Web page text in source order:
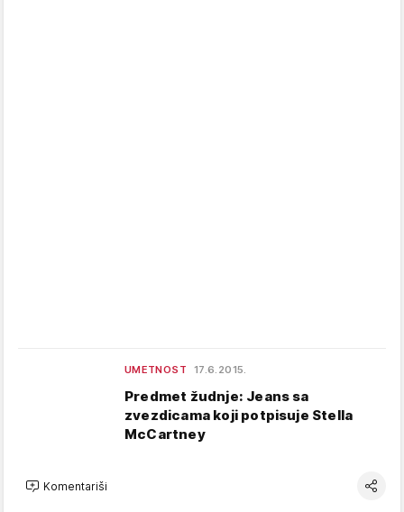
UMETNOST 17.6.2015.
Predmet žudnje: Jeans sa
zvezdicama koji potpisuje Stella
McCartney
Komentariši